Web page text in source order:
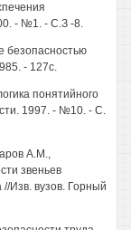
- №1. - С.З -8.
безопасностью
- 127с.
понятийного
1997. - №10. - С.
A.M.,
звеньев
//Изв. вузов. Горный